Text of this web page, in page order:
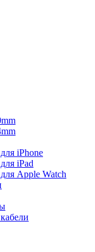
iPhone
iPad
Apple Watch